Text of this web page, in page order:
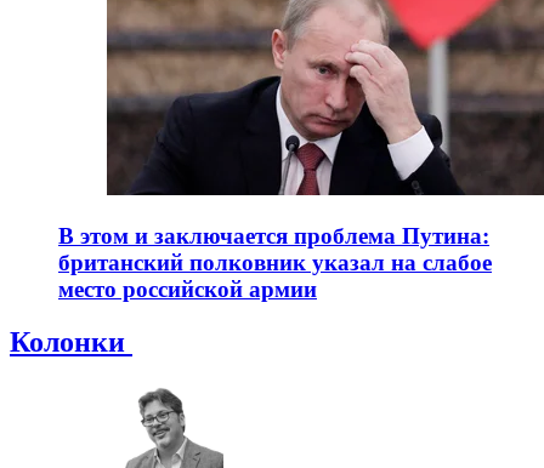
В этом и заключается проблема Путина:
британский полковник указал на слабое
место российской армии
Колонки